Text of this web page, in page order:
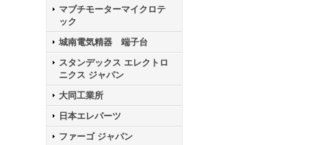
マブチモーターマイクロテ
ック
城南電気精器 端子台
スタンデックス エレクトロ
ニクス ジャパン
大同工業所
日本エレパーツ
ファーゴ ジャパン